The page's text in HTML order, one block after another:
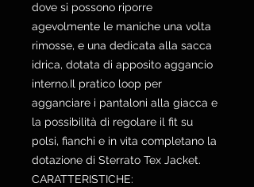
dove si possono riporre
agevolmente le maniche una volta
rimosse, e una dedicata alla sacca
idrica, dotata di apposito aggancio
interno.Il pratico loop per
agganciare i pantaloni alla giacca e
la possibilità di regolare il fit su
polsi, fianchi e in vita completano la
dotazione di Sterrato Tex Jacket.
CARATTERISTICHE: